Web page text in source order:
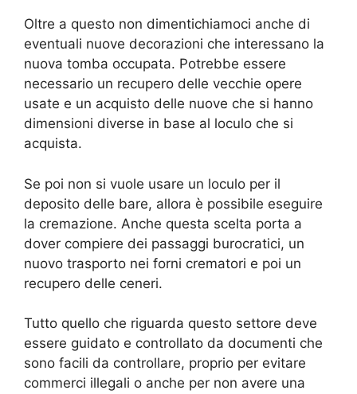
Oltre a questo non dimentichiamoci anche di
eventuali nuove decorazioni che interessano la
nuova tomba occupata. Potrebbe essere
necessario un recupero delle vecchie opere
usate e un acquisto delle nuove che si hanno
dimensioni diverse in base al loculo che si
acquista.
Se poi non si vuole usare un loculo per il
deposito delle bare, allora è possibile eseguire
la cremazione. Anche questa scelta porta a
dover compiere dei passaggi burocratici, un
nuovo trasporto nei forni crematori e poi un
recupero delle ceneri.
Tutto quello che riguarda questo settore deve
essere guidato e controllato da documenti che
sono facili da controllare, proprio per evitare
commerci illegali o anche per non avere una